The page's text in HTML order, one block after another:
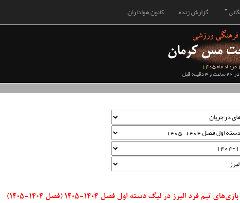
کانون هواداران گزارش زنده
قبل
بازی‌های تیم فرد البرز در لیگ دسته اول فصل 1404-1405 (فصل 1404-1405)